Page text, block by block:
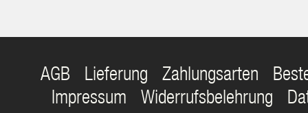
AGB Lieferung Zahlungsarten
Impressum
Widerrufsbelehrung